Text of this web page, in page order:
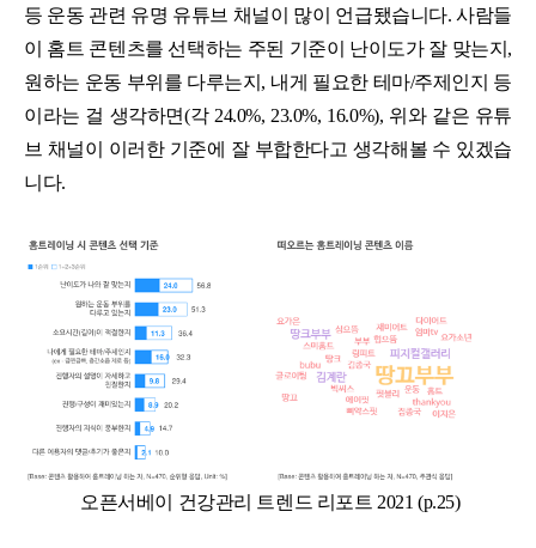
등 운동 관련 유명 유튜브 채널이 많이 언급됐습니다. 사람들
이 홈트 콘텐츠를 선택하는 주된 기준이 난이도가 잘 맞는지,
원하는 운동 부위를 다루는지, 내게 필요한 테마/주제인지 등
이라는 걸 생각하면(각 24.0%, 23.0%, 16.0%), 위와 같은 유튜
브 채널이 이러한 기준에 잘 부합한다고 생각해볼 수 있겠습
니다.
오픈서베이 건강관리 트렌드 리포트 2021 (p.25)